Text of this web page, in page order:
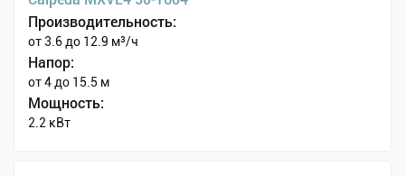
Производительность:
от 3.6 до 12.9 м³/ч
Напор:
от 4 до 15.5 м
Мощность:
2.2 кВт